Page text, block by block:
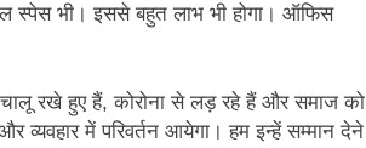
स्पेस भी। इससे बहुत लाभ भी होगा। ऑफिस
चालू रखे हुए हैं, कोरोना से लड़ रहे हैं और समाज को
में परिवर्तन आयेगा। हम इन्हें सम्मान देने